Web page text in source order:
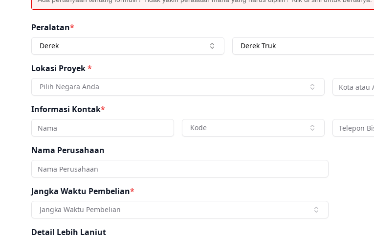
Peralatan*
Derek Derek Truk
Lokasi Proyek*
Pilih Negara Anda
Informasi Kontak*
Kode
Nama Perusahaan
Jangka Waktu Pembelian*
Jangka Waktu Pembelian
Detail Lebih Lanjut